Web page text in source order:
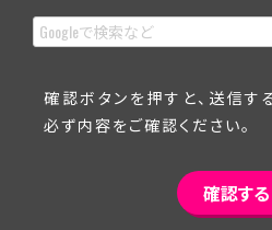
確認ボタンを押すと、送信す
必ず内容をご確認ください。